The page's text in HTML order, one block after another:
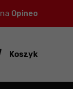
na Opineo
Koszyk